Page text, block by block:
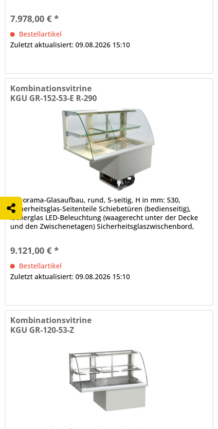
Steuerung Digitalanzeige, Bedienblende...
7.978,00 € *
Bestellartikel
Zuletzt aktualisiert: 09.08.2026 15:10
Kombinationsvitrine
KGU GR-152-53-E R-290
Panorama-Glasaufbau, rund, 5-seitig, H in mm: 530,
Sicherheitsglas-Seitenteile Schiebetüren (bedienseitig),
Isolierglas LED-Beleuchtung (waagerecht unter der Decke
und den Zwischenetagen) Sicherheitsglaszwischenbord,
offen elektronische Steuerung Digitalanzeige,...
9.121,00 € *
Bestellartikel
Zuletzt aktualisiert: 09.08.2026 15:10
Kombinationsvitrine
KGU GR-120-53-Z